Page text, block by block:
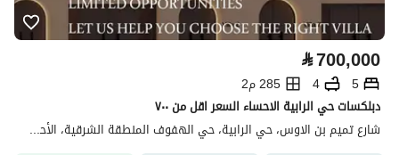
⃁700,000
5
4
285 م2
دبلكسات حي الرابية الاحساء السعر اقل من ٧٠٠
شارع تميم بن الاوس، حي الرابية، حي الهفوف المنطقة الشرقية، الأحساء